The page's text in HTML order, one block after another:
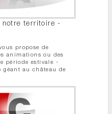
notre territoire -
propose de
animations ou des
période estivale -
géant au château de